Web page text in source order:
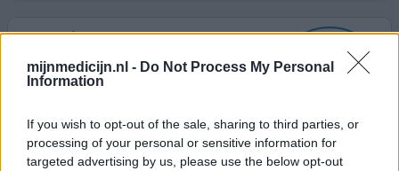
mijnmedicijn.nl - Do Not Process My Personal
Information
If you wish to opt-out of the sale, sharing to third parties, or
processing of your personal or sensitive information for
targeted advertising by us, please use the below opt-out
Superol
25-07-2020 | Vrouw | 58
oxychinoline (100mg)
Effectiviteit
Hoeveelheid bijwerkingen